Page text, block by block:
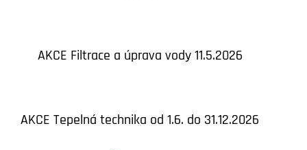
AKCE Filtrace a úprava vody 11.5.2026
AKCE Tepelná technika od 1.6. do 31.12.2026